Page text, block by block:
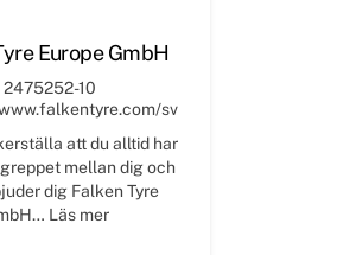
Europe GmbH
10
sv
att du alltid har
mellan dig och
dig Falken Tyre
Läs mer